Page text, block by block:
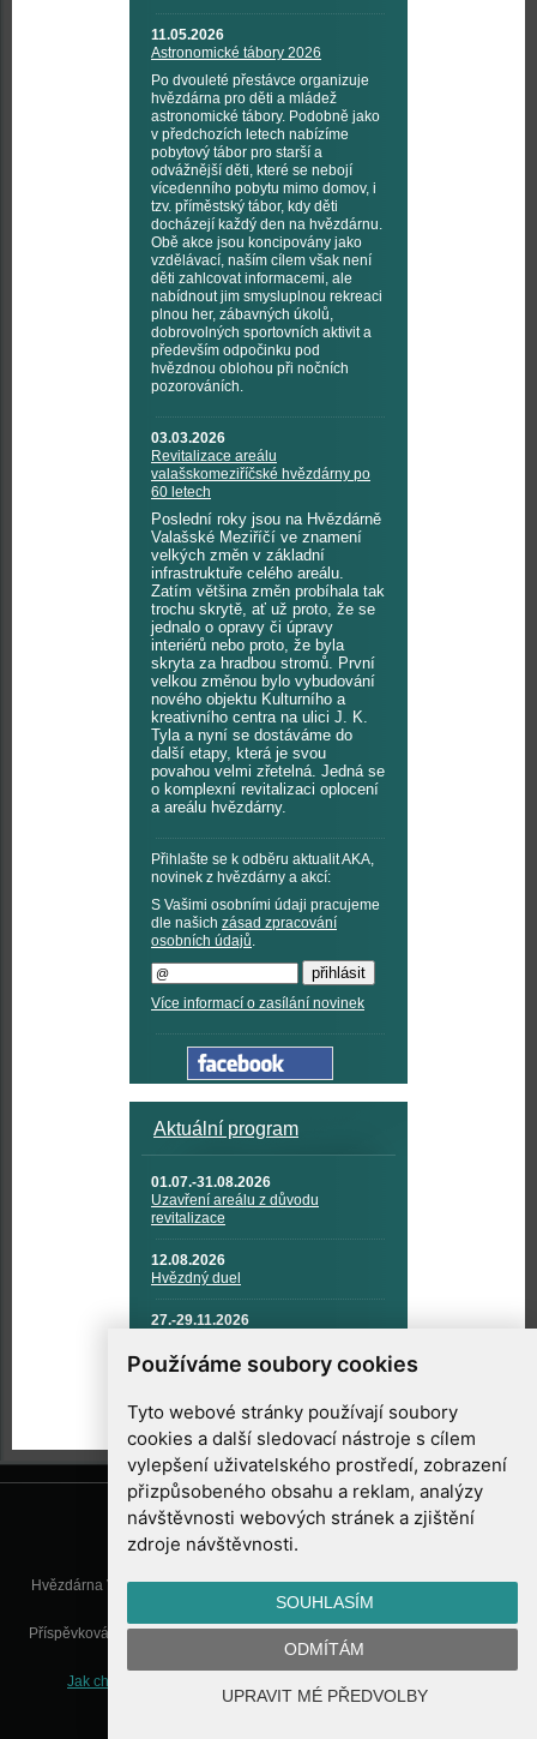
Používáme soubory cookies
Tyto webové stránky používají soubory
cookies a další sledovací nástroje s cílem
vylepšení uživatelského prostředí, zobrazení
přizpůsobeného obsahu a reklam, analýzy
návštěvnosti webových stránek a zjištění
zdroje návštěvnosti.
SOUHLASÍM
ODMÍTÁM
UPRAVIT MÉ PŘEDVOLBY
11.05.2026
Astronomické tábory 2026
Po dvouleté přestávce organizuje
hvězdárna pro děti a mládež
astronomické tábory. Podobně jako
v předchozích letech nabízíme
pobytový tábor pro starší a
odvážnější děti, které se nebojí
vícedenního pobytu mimo domov, i
tzv. příměstský tábor, kdy děti
docházejí každý den na hvězdárnu.
Obě akce jsou koncipovány jako
vzdělávací, naším cílem však není
děti zahlcovat informacemi, ale
nabídnout jim smysluplnou rekreaci
plnou her, zábavných úkolů,
dobrovolných sportovních aktivit a
především odpočinku pod
hvězdnou oblohou při nočních
pozorováních.
03.03.2026
Revitalizace areálu
valašskomeziříčské hvězdárny po
60 letech
Poslední roky jsou na Hvězdárně
Valašské Meziříčí ve znamení
velkých změn v základní
infrastruktuře celého areálu.
Zatím většina změn probíhala tak
trochu skrytě, ať už proto, že se
jednalo o opravy či úpravy
interiérů nebo proto, že byla
skryta za hradbou stromů. První
velkou změnou bylo vybudování
nového objektu Kulturního a
kreativního centra na ulici J. K.
Tyla a nyní se dostáváme do
další etapy, která je svou
povahou velmi zřetelná. Jedná se
o komplexní revitalizaci oplocení
a areálu hvězdárny.
Přihlašte se k odběru aktualit AKA,
novinek z hvězdárny a akcí:
S Vašimi osobními údaji pracujeme
dle našich zásad zpracování
osobních údajů
Více informací o zasílání novinek
Aktuální program
01.07.-31.08.2026
Uzavření areálu z důvodu
revitalizace
12.08.2026
Hvězdný duel
27.-29.11.2026
TECHNIKA A KOSMICKÉ
TECHNOLOGIE
Hvězdárna Valašské Meziříčí, příspěvková organizace, Vsetínská 78, 757
01 Valašské Meziříčí
Příspěvková organizace Zlínského kraje. Telefon:571 611 928, Mobil:777
info@astrovm.cz
Jak chráníme Vaše osobní údaje
WebConsult.cz